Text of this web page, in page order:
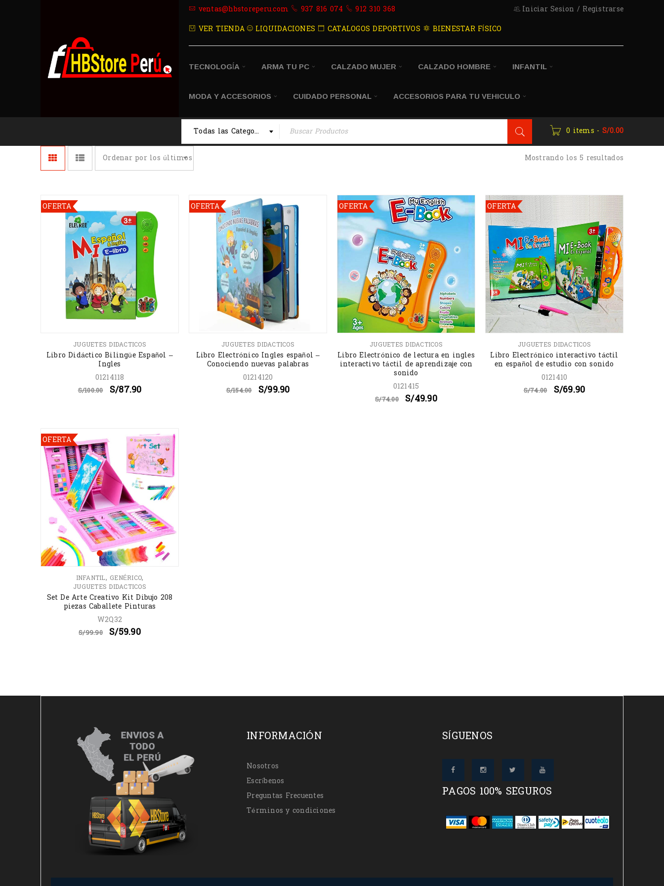
ventas@hbstoreperu.com 937 816 074
912 310 368
VER TIENDA
LIQUIDACIONES CATALOGOS DEPORTIVOS BIENESTAR FÍSICO
Iniciar Sesion / Registrarse
TECNOLOGÍA ARMA TU PC CALZADO MUJER CALZADO HOMBRE INFANTIL
MODA Y ACCESORIOS CUIDADO PERSONAL ACCESORIOS PARA TU VEHICULO
Todas las Categorias 0 items - S/0.00
Mostrando los 5 resultados
Ordenar por los últimos
OFERTA
JUGUETES DIDACTICOS
Libro Didáctico Bilingüe Español –
Ingles
01214118
S/100.00 S/87.90
OFERTA
JUGUETES DIDACTICOS
Libro Electrónico Ingles español –
Conociendo nuevas palabras
01214120
S/154.00 S/99.90
OFERTA
JUGUETES DIDACTICOS
Libro Electrónico de lectura en ingles
interactivo táctil de aprendizaje con
sonido
0121415
S/74.00 S/49.90
OFERTA
JUGUETES DIDACTICOS
Libro Electrónico interactivo táctil
en español de estudio con sonido
0121410
S/74.00 S/69.90
OFERTA
INFANTIL, GENÉRICO,
JUGUETES DIDACTICOS
Set De Arte Creativo Kit Dibujo 208
piezas Caballete Pinturas
W2Q32
S/99.90 S/59.90
INFORMACIÓN
Nosotros
Escríbenos
Preguntas Frecuentes
Términos y condiciones
SÍGUENOS
PAGOS 100% SEGUROS